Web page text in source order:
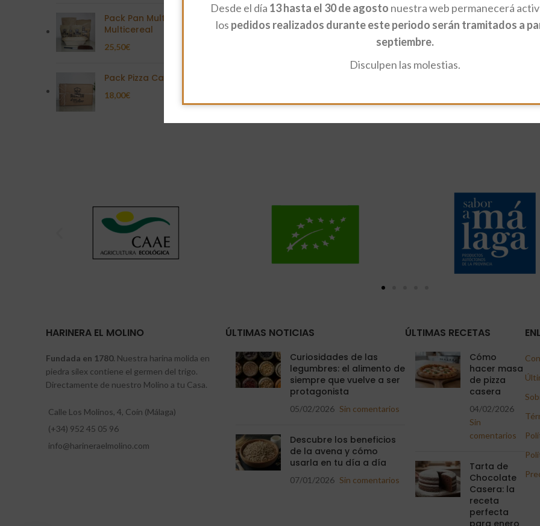
Desde el día 13 hasta el 30 de agosto nuestra web permanecerá
los pedidos realizados durante este periodo serán tramitados a
septiembre.
Disculpen las molestias.
Pack Pan Multisemilla
Multicereal
25,50€
Pack Pizza Casera
18,00€
HARINERA EL MOLINO
Fundada en 1780. Nuestra harina molida en
piedra sílex contiene el germen del trigo.
Directamente de nuestro Molino a tu Casa.
Calle Los Molinos, 4, Coín (Málaga)
(+34) 952 45 05 96
info@harineraelmolino.com
ÚLTIMAS NOTICIAS
Curiosidades de las
legumbres: el alimento de
siempre que vuelve a ser
protagonista
05/02/2026 Sin comentarios
Descubre los beneficios
de la avena y cómo
usarla en tu día a día
07/01/2026 Sin comentarios
ÚLTIMAS RECETAS
Cómo
hacer masa
de pizza
casera
04/02/2026
Sin
comentarios
Tarta de
Chocolate
Casera: la
receta
perfecta
para enero